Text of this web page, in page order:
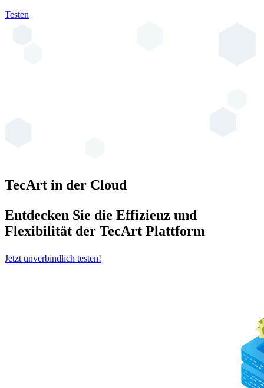
Testen
TecArt in der Cloud
Entdecken Sie die Effizienz und
Flexibilität der TecArt Plattform
Jetzt unverbindlich testen!